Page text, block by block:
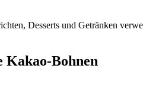
Desserts und Getränken
Kakao-Bohnen